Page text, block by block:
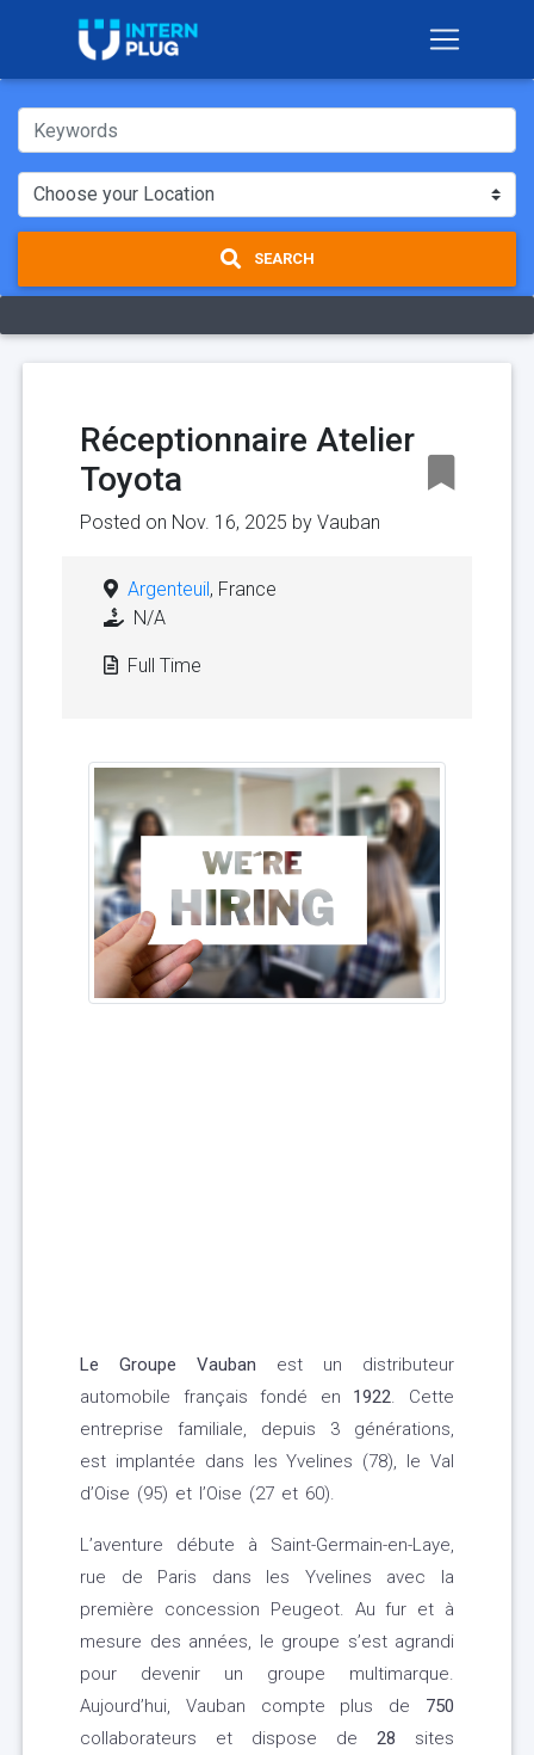
SEARCH
Réceptionnaire Atelier
Toyota
Posted on Nov. 16, 2025 by Vauban
Argenteuil, France
N/A
Full Time
Le Groupe Vauban est un distributeur
automobile français fondé en 1922. Cette
entreprise familiale, depuis 3 générations,
est implantée dans les Yvelines (78), le Val
d’Oise (95) et l’Oise (27 et 60).
L’aventure débute à Saint-Germain-en-Laye,
rue de Paris dans les Yvelines avec la
première concession Peugeot. Au fur et à
mesure des années, le groupe s’est agrandi
pour devenir un groupe multimarque.
Aujourd’hui, Vauban compte plus de 750
collaborateurs et dispose de 28 sites